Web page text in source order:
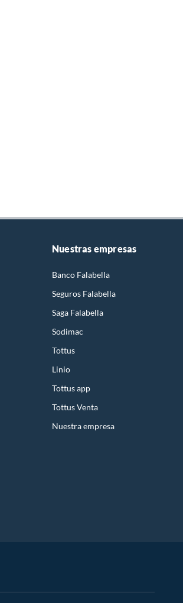
Nuestras empresas
Banco Falabella
Seguros Falabella
Saga Falabella
Sodimac
Tottus
Linio
Tottus app
Tottus Venta
Nuestra empresa